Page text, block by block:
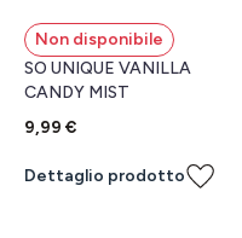
Non disponibile
SO UNIQUE VANILLA
CANDY MIST
9,99 €
Dettaglio prodotto